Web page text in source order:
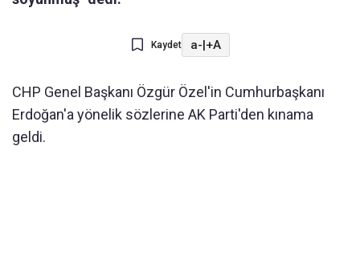
Kaydet a-|+A
CHP Genel Başkanı Özgür Özel'in Cumhurbaşkanı
Erdoğan'a yönelik sözlerine AK Parti'den kınama
geldi.